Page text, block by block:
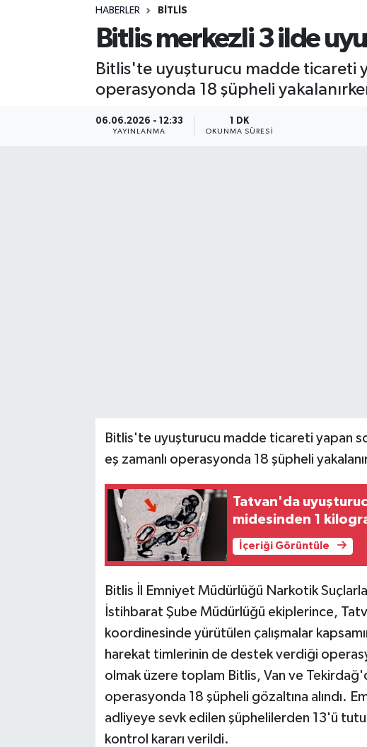
HABERLER BITLIS
Bitlis merkezli 3 ilde
Bitlis'te uyuşturucu madde ticareti
operasyonda 18 şüpheli
06.06.2026 - 12:33
YAYINLANMA
1 DK
OKUNMA SÜRESI
Bitlis'te uyuşturucu madde ticareti yapan
eş zamanlı operasyonda 18 şüpheli
Tatvan'da
midesinden 1
İçeriği Görüntüle
Bitlis İl Emniyet Müdürlüğü Narkotik
İstihbarat Şube Müdürlüğü ekiplerince,
koordinesinde yürütülen çalışmalar
harekat timlerinin de destek verdiği
olmak üzere toplam Bitlis, Van ve
operasyonda 18 şüpheli gözaltına alındı.
adliyeye sevk edilen şüphelilerden 13'ü
kontrol kararı verildi.